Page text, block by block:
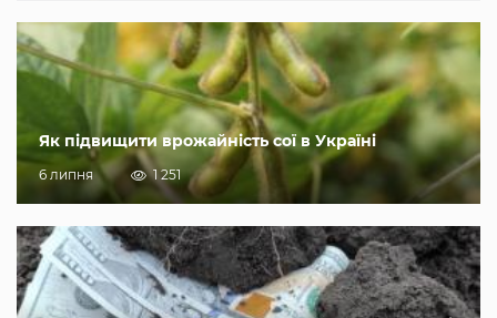
Як підвищити врожайність сої в Україні
6 липня 1 251